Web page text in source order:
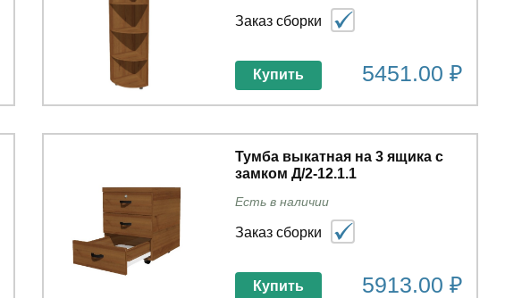
Заказ сборки
5451.00 ₽
Купить
Тумба выкатная на 3 ящика с
замком Д/2-12.1.1
Есть в наличии
Заказ сборки
5913.00 ₽
Купить